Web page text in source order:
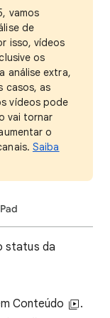
vamos
de
isso, vídeos
os
análise extra,
casos, as
vídeos pode
vai tornar
o
Saiba
status da
Conteúdo
.